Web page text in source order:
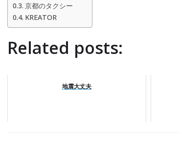
京都のタクシー
KREATOR
Related posts:
地震大丈夫